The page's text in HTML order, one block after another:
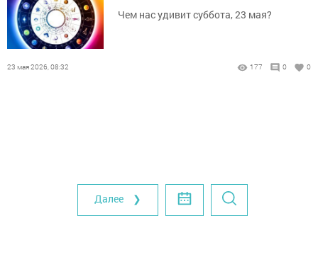
Чем нас удивит суббота, 23 мая?
23 мая 2026, 08:32 177 0 0
Далее ❯